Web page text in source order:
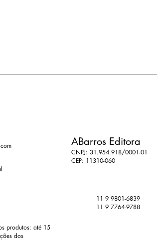
ABarros Editora
CNPJ: 31.954.918/0001-01
CEP: 11310-060
produtos: até 15
dos
11 9 9801-6839
11 9 7764-9788